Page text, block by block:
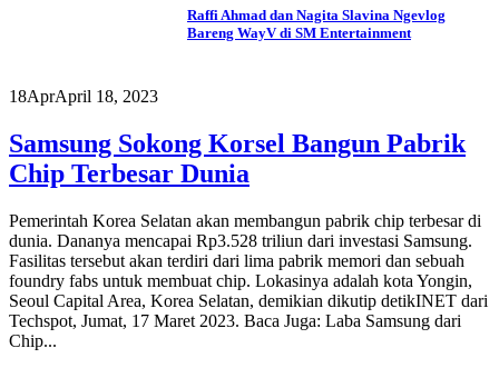
Raffi Ahmad dan Nagita Slavina Ngevlog
Bareng WayV di SM Entertainment
18AprApril 18, 2023
Samsung Sokong Korsel Bangun Pabrik
Chip Terbesar Dunia
Pemerintah Korea Selatan akan membangun pabrik chip terbesar di
dunia. Dananya mencapai Rp3.528 triliun dari investasi Samsung.
Fasilitas tersebut akan terdiri dari lima pabrik memori dan sebuah
foundry fabs untuk membuat chip. Lokasinya adalah kota Yongin,
Seoul Capital Area, Korea Selatan, demikian dikutip detikINET dari
Techspot, Jumat, 17 Maret 2023. Baca Juga: Laba Samsung dari
Chip...